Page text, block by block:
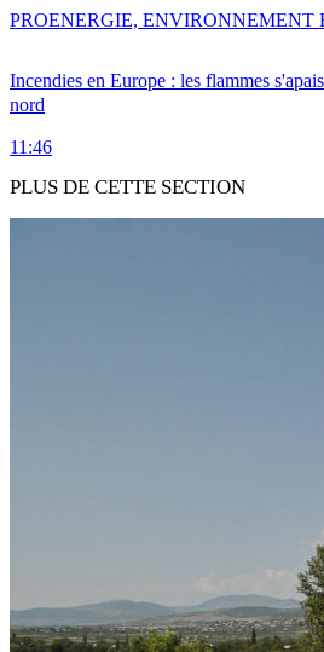
Incendies en Europe : les flammes
nord
11:46
PROENERGIE, ENVIRONNEMENT
PLUS DE CETTE SECTION